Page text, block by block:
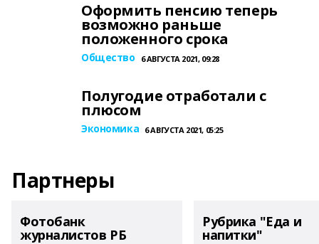
Оформить пенсию теперь
возможно раньше
положенного срока
Общество 6 АВГУСТА 2021, 09:28
Полугодие отработали с
плюсом
Экономика 6 АВГУСТА 2021, 05:25
Партнеры
Фотобанк
журналистов РБ
Рубрика "Еда и
напитки"